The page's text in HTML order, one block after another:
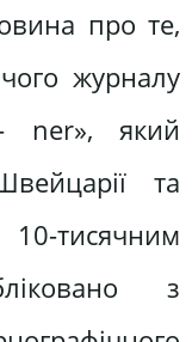
про те,
журналу
ner», який
та
тисячним
з